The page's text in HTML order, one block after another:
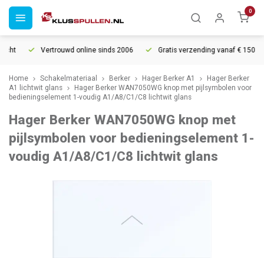
0
Vertrouwd online sinds 2006 Gratis verzending vanaf € 150
Home Schakelmateriaal Berker Hager Berker A1
Hager Berker
A1 lichtwit glans
Hager Berker WAN7050WG knop met pijlsymbolen voor
bedieningselement 1-voudig A1/A8/C1/C8 lichtwit glans
Hager Berker WAN7050WG knop met
pijlsymbolen voor bedieningselement 1-
voudig A1/A8/C1/C8 lichtwit glans